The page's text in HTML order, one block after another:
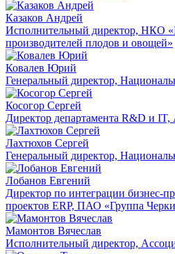
Казаков Андрей
Исполнительный директор, НКО
производителей плодов и овощей»
Ковалев Юрий
Генеральный директор,
Косогор Сергей
Директор департамента R&D и
Лахтюхов Сергей
Генеральный директор,
Лобанов Евгений
Директор по интеграции бизнес-
проектов ERP, ПАО «Группа
Мамонтов Вячеслав
Исполнительный директор,